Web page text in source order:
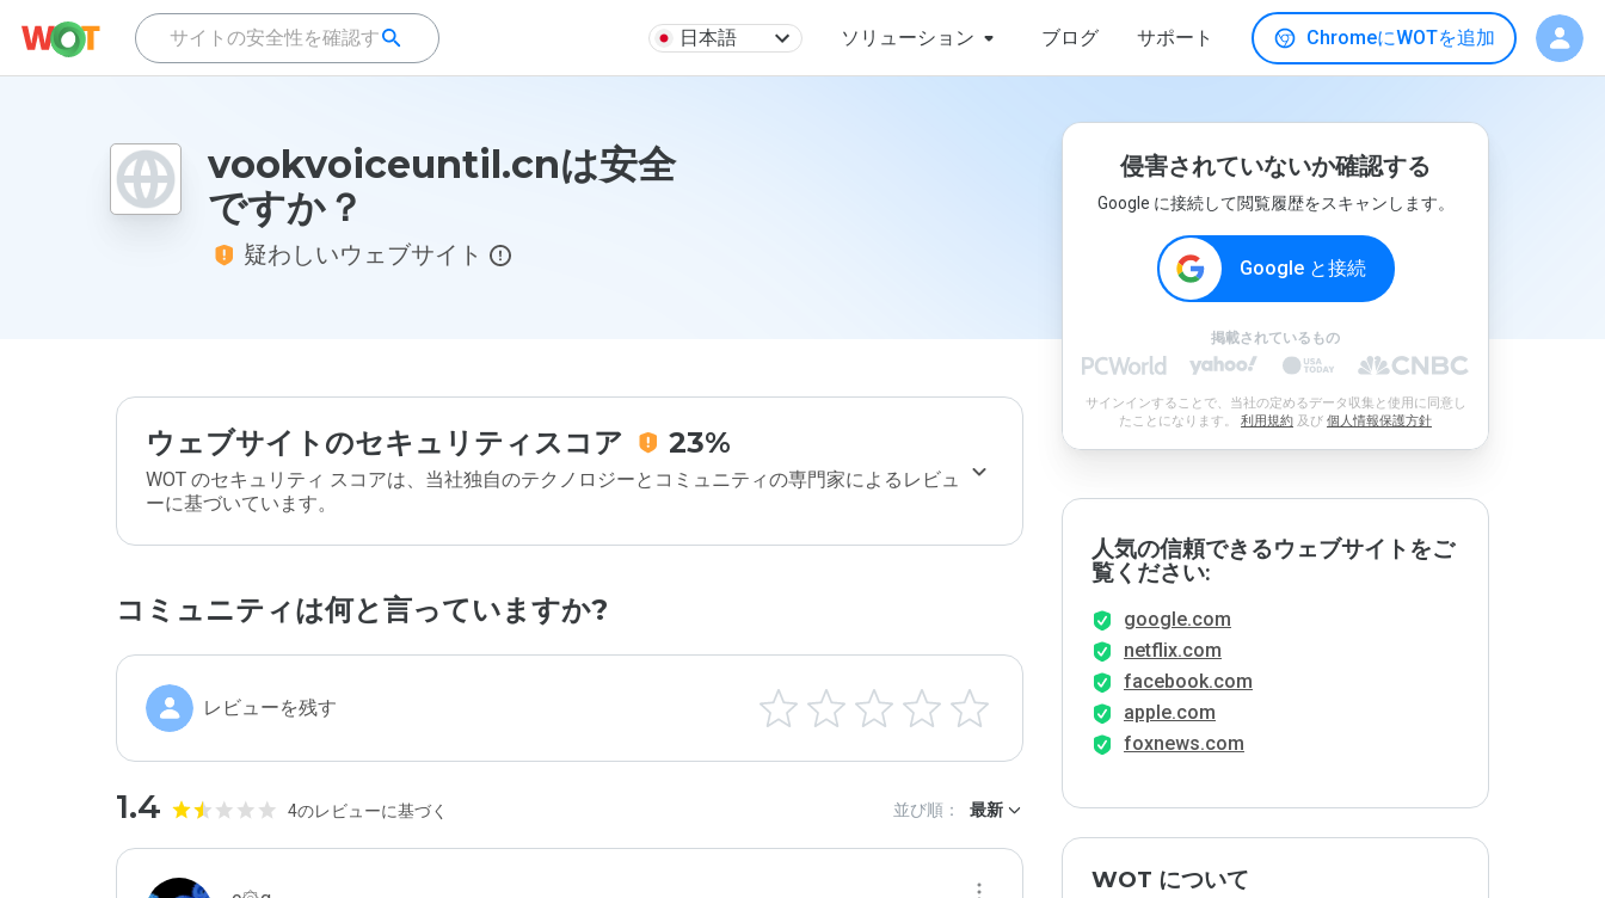
日本語 ソリューション ブログ サポート ChromeにWOTを追加
vookvoiceuntil.cnは安全
ですか？
疑わしいウェブサイト
ウェブサイトのセキュリティスコア 23%
WOT のセキュリティ スコアは、当社独自のテクノロジーとコミュニティの専門家によるレビュ
ーに基づいています。
コミュニティは何と言っていますか?
レビューを残す
1.4 4のレビューに基づく 並び順： 最新
侵害されていないか確認する
Google に接続して閲覧履歴をスキャンします。
Google と接続
掲載されているもの
サインインすることで、当社の定めるデータ収集と使用に同意し
たことになります。 利用規約 及び 個人情報保護方針
人気の信頼できるウェブサイトをご
覧ください:
google.com
netflix.com
facebook.com
apple.com
foxnews.com
WOT について